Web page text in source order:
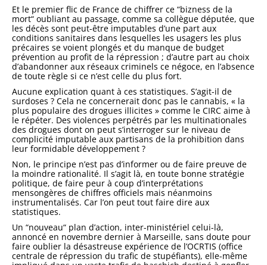
Et le premier flic de France de chiffrer ce “bizness de la
mort“ oubliant au passage, comme sa collègue députée, que
les décès sont peut-être imputables d’une part aux
conditions sanitaires dans lesquelles les usagers les plus
précaires se voient plongés et du manque de budget
prévention au profit de la répression ; d’autre part au choix
d’abandonner aux réseaux criminels ce négoce, en l’absence
de toute règle si ce n’est celle du plus fort.
Aucune explication quant à ces statistiques. S’agit-il de
surdoses ? Cela ne concernerait donc pas le cannabis, « la
plus populaire des drogues illicites » comme le CIRC aime à
le répéter. Des violences perpétrés par les multinationales
des drogues dont on peut s’interroger sur le niveau de
complicité imputable aux partisans de la prohibition dans
leur formidable développement ?
Non, le principe n’est pas d’informer ou de faire preuve de
la moindre rationalité. Il s’agit là, en toute bonne stratégie
politique, de faire peur à coup d’interprétations
mensongères de chiffres officiels mais néanmoins
instrumentalisés. Car l’on peut tout faire dire aux
statistiques.
Un “nouveau“ plan d’action, inter-ministériel celui-là,
annoncé en novembre dernier à Marseille, sans doute pour
faire oublier la désastreuse expérience de l’OCRTIS (office
centrale de répression du trafic de stupéfiants), elle-même